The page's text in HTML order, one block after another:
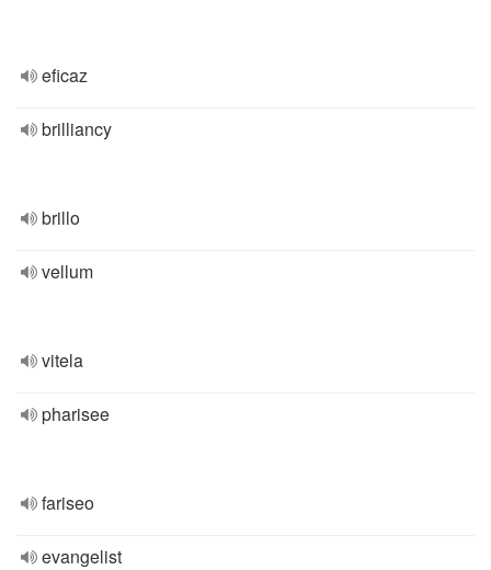
eficaz
brilliancy
brillo
vellum
vitela
pharisee
fariseo
evangelist